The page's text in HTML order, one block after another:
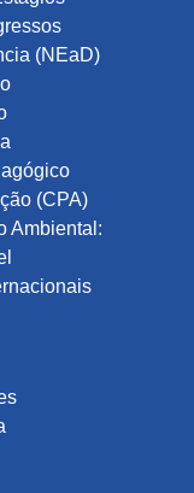
(NEaD)
(CPA)
Ambiental: